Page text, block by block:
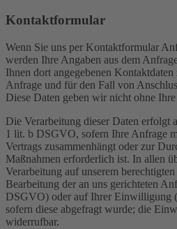
Kontaktformular
Wenn Sie uns per Kontaktformular
werden Ihre Angaben aus dem
Ihnen dort angegebenen
Anfrage und für den Fall von
Diese Daten geben wir nicht ohne
Die Verarbeitung dieser Daten erfolgt
1 lit. b DSGVO, sofern Ihre Anfrage
Vertrags zusammenhängt oder zur
Maßnahmen erforderlich ist. In allen
Verarbeitung auf unserem
Bearbeitung der an uns gerichteten
DSGVO) oder auf Ihrer Einwilligung
sofern diese abgefragt wurde; die
widerrufbar.